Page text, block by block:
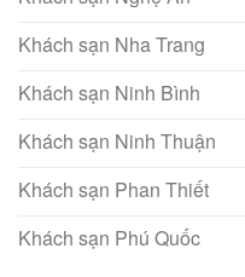
Khách sạn Nha Trang
Khách sạn Ninh Bình
Khách sạn Ninh Thuận
Khách sạn Phan Thiết
Khách sạn Phú Quốc